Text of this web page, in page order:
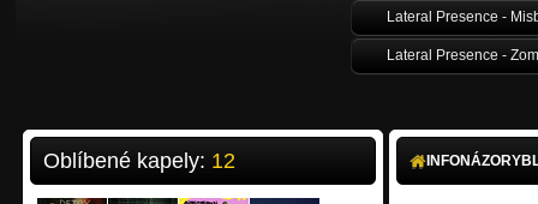
Lateral Presence -
Lateral Presence -
Oblíbené kapely: 12 INFONÁZORY